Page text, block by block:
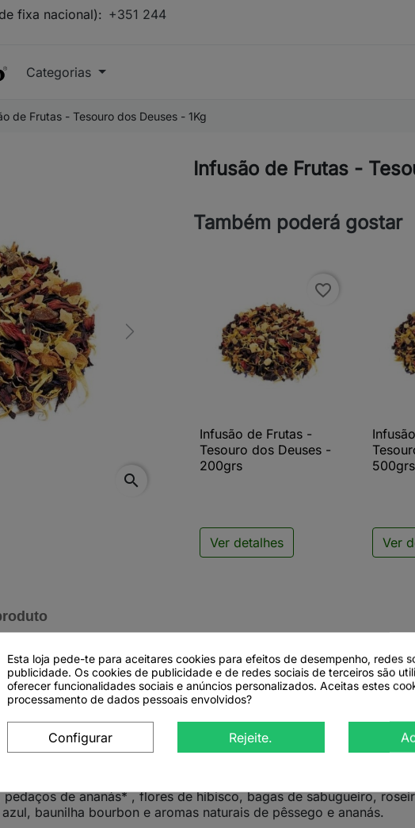
fixa nacional): +351 244
Categorias
de Frutas - Tesouro dos Deuses - 1Kg
Next
search
Infusão de Frutas -
Também poderá gostar
favorite_border
 Vista rápida
Infusão de Frutas -
Tesouro dos Deuses -
200grs
Ver detalhes

500grs
Ver
dos Deuses
combina maçã, ananás, pêssego e hibisco, enriquecida com
sem cafeína, é um chá frutado e aromático que pode revitalizar o
quente ou como um refrescante ICE TEA nos dias mais quentes.
pedaços de ananás* , flores de hibisco, bagas de sabugueiro,
baunilha bourbon e aromas naturais de pêssego e ananás.
Esta loja pede-te para aceitares cookies para efeitos de desempenho, redes
publicidade. Os cookies de publicidade e de redes sociais de terceiros são
oferecer funcionalidades sociais e anúncios personalizados. Aceitas estes
processamento de dados pessoais envolvidos?
Configurar Rejeite.